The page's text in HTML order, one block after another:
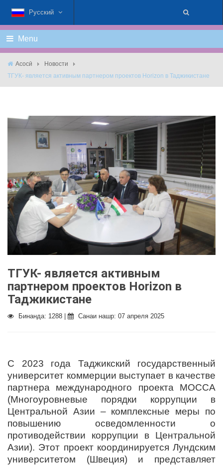
Русский
Menu
Асосӣ
Новости
ТГУК- является активным партнером проектов Horizon в Таджикистане
ТГУК- является активным
партнером проектов Horizon в
Таджикистане
Бинанда: 1288 | Санаи нашр: 07 апреля 2025
С 2023 года Таджикский государственный
университет коммерции выступает в качестве
партнера международного проекта MOCCA
(Многоуровневые порядки коррупции в
Центральной Азии – комплексные меры по
повышению осведомленности о
противодействии коррупции в Центральной
Азии). Этот проект координируется Лундским
университетом (Швеция) и представляет